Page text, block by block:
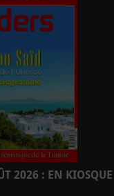
2026 : EN KIOSQUE